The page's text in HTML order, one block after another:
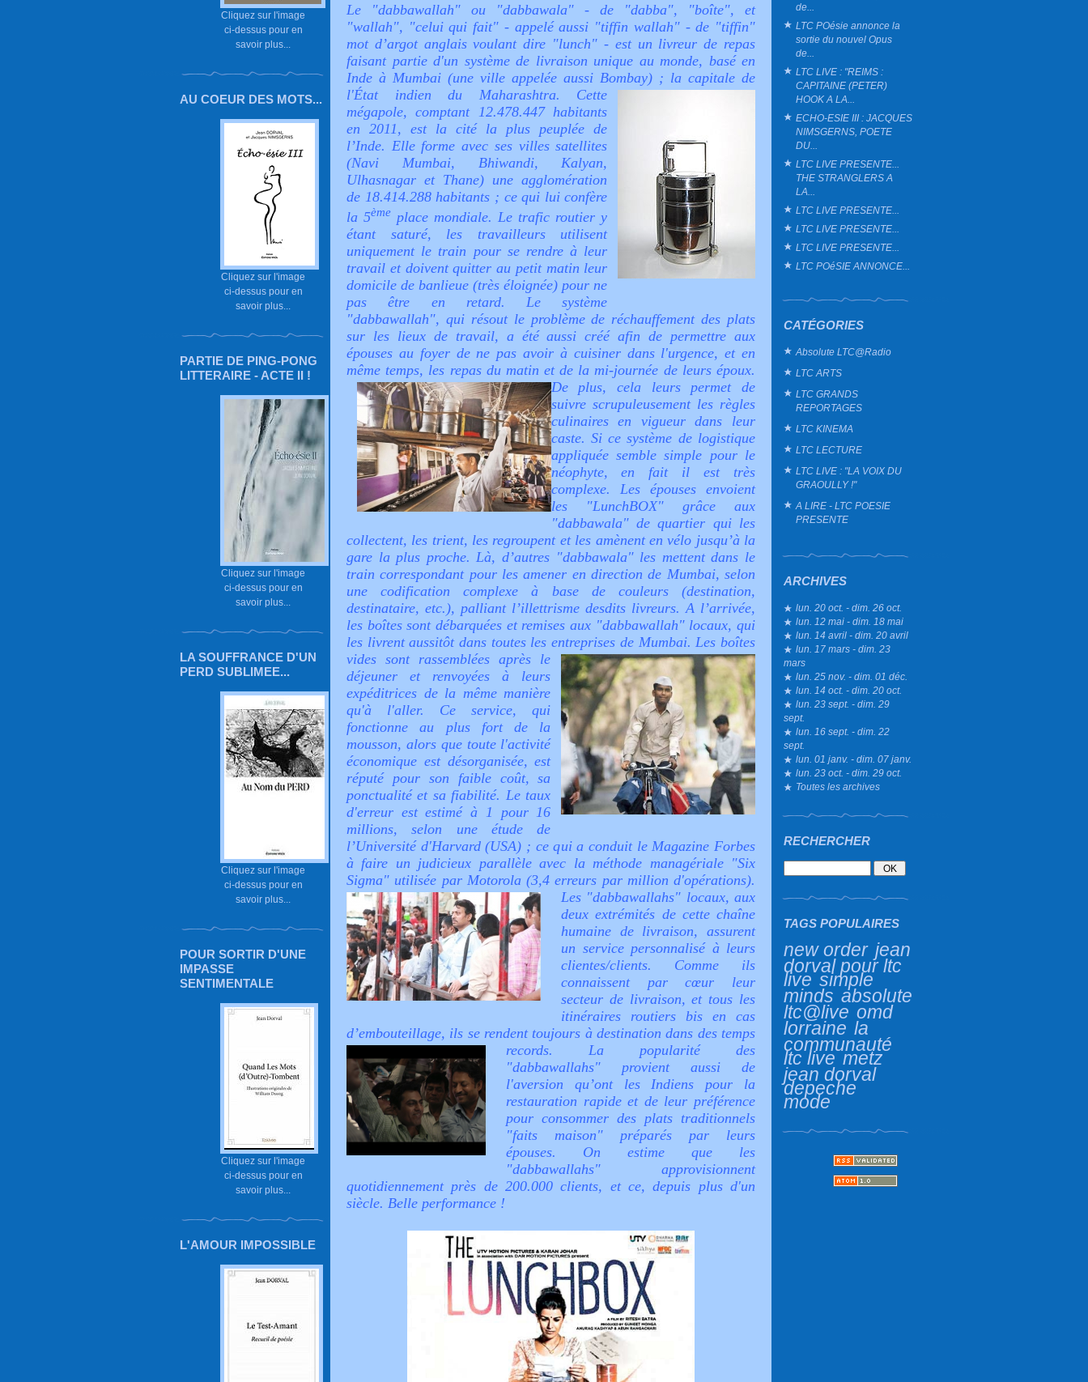
Cliquez sur l'image
ci-dessus pour en
savoir plus...
AU COEUR DES MOTS...
Cliquez sur l'image
ci-dessus pour en
savoir plus...
PARTIE DE PING-PONG
LITTERAIRE - ACTE II !
Cliquez sur l'image
ci-dessus pour en
savoir plus...
LA SOUFFRANCE D'UN
PERD SUBLIMEE...
Cliquez sur l'image
ci-dessus pour en
savoir plus...
POUR SORTIR D'UNE
IMPASSE
SENTIMENTALE
Cliquez sur l'image
ci-dessus pour en
savoir plus...
L'AMOUR IMPOSSIBLE
de...
LTC POésie annonce la
sortie du nouvel Opus
de...
LTC LIVE : "REIMS :
CAPITAINE (PETER)
HOOK A LA...
ECHO-ESIE III : JACQUES
NIMSGERNS, POETE
DU...
LTC LIVE PRESENTE...
THE STRANGLERS A
LA...
LTC LIVE PRESENTE...
LTC LIVE PRESENTE...
LTC LIVE PRESENTE...
LTC POéSIE ANNONCE...
CATÉGORIES
Absolute LTC@Radio
LTC ARTS
LTC GRANDS
REPORTAGES
LTC KINEMA
LTC LECTURE
LTC LIVE : "LA VOIX DU
GRAOULLY !"
A LIRE - LTC POESIE
PRESENTE
ARCHIVES
lun. 20 oct. - dim. 26 oct.
lun. 12 mai - dim. 18 mai
lun. 14 avril - dim. 20 avril
lun. 17 mars - dim. 23
mars
lun. 25 nov. - dim. 01 déc.
lun. 14 oct. - dim. 20 oct.
lun. 23 sept. - dim. 29
sept.
lun. 16 sept. - dim. 22
sept.
lun. 01 janv. - dim. 07 janv.
lun. 23 oct. - dim. 29 oct.
Toutes les archives
RECHERCHER
TAGS POPULAIRES
new order jean
dorval pour ltc
live simple
minds absolute
ltc@live omd
lorraine la
communauté
ltc live metz
jean dorval
depeche
mode
Le "dabbawallah" ou "dabbawala" - de "dabba", "boîte", et
"wallah", "celui qui fait" - appelé aussi "tiffin wallah" - de "tiffin"
mot d’argot anglais voulant dire "lunch" - est un livreur de repas
faisant partie d'un système de livraison unique au monde, basé en
Inde à Mumbai (une ville appelée aussi Bombay) ; la capitale de
l'État indien du Maharashtra. Cette
mégapole, comptant 12.478.447 habitants
en 2011, est la cité la plus peuplée de
l’Inde. Elle forme avec ses villes satellites
(Navi Mumbai, Bhiwandi, Kalyan,
Ulhasnagar et Thane) une agglomération
de 18.414.288 habitants ; ce qui lui confère
la 5ème place mondiale. Le trafic routier y
étant saturé, les travailleurs utilisent
uniquement le train pour se rendre à leur
travail et doivent quitter au petit matin leur
domicile de banlieue (très éloignée) pour ne
pas être en retard. Le système
"dabbawallah", qui résout le problème de réchauffement des plats
sur les lieux de travail, a été aussi créé afin de permettre aux
épouses au foyer de ne pas avoir à cuisiner dans l'urgence, et en
même temps, les repas du matin et de la mi-journée de leurs époux.
De plus, cela leurs permet de
suivre scrupuleusement les règles
culinaires en vigueur dans leur
caste. Si ce système de logistique
appliquée semble simple pour le
néophyte, en fait il est très
complexe. Les épouses envoient
les "LunchBOX" grâce aux
"dabbawala" de quartier qui les
collectent, les trient, les regroupent et les amènent en vélo jusqu’à la
gare la plus proche. Là, d’autres "dabbawala" les mettent dans le
train correspondant pour les amener en direction de Mumbai, selon
une codification complexe à base de couleurs (destination,
destinataire, etc.), palliant l’illettrisme desdits livreurs. A l’arrivée,
les boîtes sont débarquées et remises aux "dabbawallah" locaux, qui
les livrent aussitôt dans toutes les entreprises de Mumbai. Les boîtes
vides sont rassemblées après le
déjeuner et renvoyées à leurs
expéditrices de la même manière
qu'à l'aller. Ce service, qui
fonctionne au plus fort de la
mousson, alors que toute l'activité
économique est désorganisée, est
réputé pour son faible coût, sa
ponctualité et sa fiabilité. Le taux
d'erreur est estimé à 1 pour 16
millions, selon une étude de
l’Université d'Harvard (USA) ; ce qui a conduit le Magazine Forbes
à faire un judicieux parallèle avec la méthode managériale "Six
Sigma" utilisée par Motorola (3,4 erreurs par million d'opérations).
Les "dabbawallahs" locaux, aux
deux extrémités de cette chaîne
humaine de livraison, assurent
un service personnalisé à leurs
clientes/clients. Comme ils
connaissent par cœur leur
secteur de livraison, et tous les
itinéraires routiers bis en cas
d’embouteillage, ils se rendent toujours à destination dans des temps
records.La popularité des
"dabbawallahs" provient aussi de
l'aversion qu’ont les Indiens pour la
restauration rapide et de leur préférence
pour consommer des plats traditionnels
"faits maison" préparés par leurs
épouses. On estime que les
"dabbawallahs" approvisionnent
quotidiennement près de 200.000 clients, et ce, depuis plus d'un
siècle. Belle performance !